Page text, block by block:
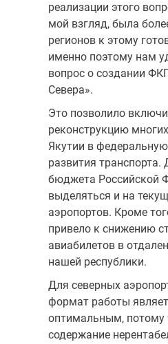
реализации этого
мой взгляд, была
регионов к этому
именно поэтому нам
вопрос о создании
Севера».
Это позволило
реконструкцию
Якутии в
развития транспорта.
бюджета Российской
выделяться и на
аэропортов. Кроме
привело к снижению
авиабилетов в
нашей республики.
Для северных
формат работы
оптимальным, потому
содержание